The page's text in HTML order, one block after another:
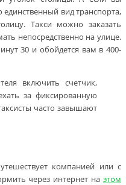
вид транспорта,
Такси можно заказать
непосредственно на улице.
30 и обойдется вам в 400-
включить счетчик,
за фиксированную
часто завышают
компанией или с
через интернет на этом